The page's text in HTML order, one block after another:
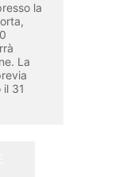
la
La
31